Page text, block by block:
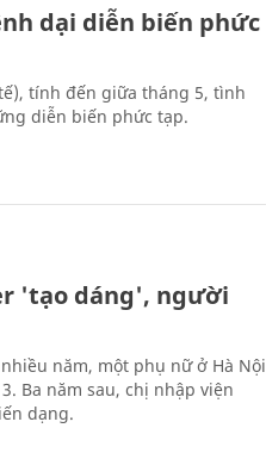
dại diễn biến phức
tính đến giữa tháng 5, tình
diễn biến phức tạp.
'tạo dáng', người
năm, một phụ nữ ở Hà Nội
Ba năm sau, chị nhập viện
dạng.